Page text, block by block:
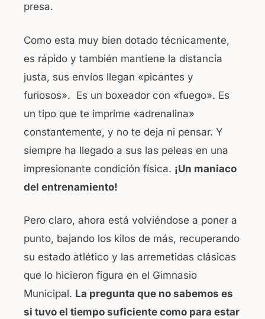
presa.
Como esta muy bien dotado técnicamente,
es rápido y también mantiene la distancia
justa, sus envíos llegan «picantes y
furiosos». Es un boxeador con «fuego». Es
un tipo que te imprime «adrenalina»
constantemente, y no te deja ni pensar. Y
siempre ha llegado a sus las peleas en una
impresionante condición física. ¡Un maniaco
del entrenamiento!
Pero claro, ahora está volviéndose a poner a
punto, bajando los kilos de más, recuperando
su estado atlético y las arremetidas clásicas
que lo hicieron figura en el Gimnasio
Municipal. La pregunta que no sabemos es
si tuvo el tiempo suficiente como para estar